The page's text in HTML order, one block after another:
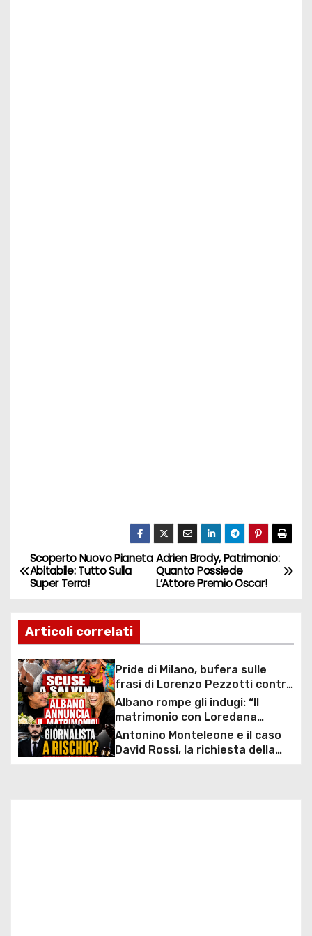
N
v
i
g
a
z
Adrien Brody, Patrimonio:
Quanto Possiede
L’Attore Premio Oscar!
Scoperto Nuovo Pianeta
Abitabile: Tutto Sulla
Super Terra!
Articoli correlati
Pride di Milano, bufera sulle
frasi di Lorenzo Pezzotti contro
Salvini: arrivano le scuse dopo
la minaccia di querela
Albano rompe gli indugi: “Il
matrimonio con Loredana
Lecciso arriva”, la svolta dopo
anni insieme
Antonino Monteleone e il caso
David Rossi, la richiesta della